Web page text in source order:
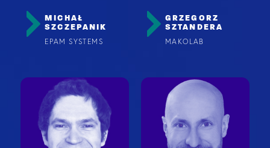
MICHAŁ
SZCZEPANIK
EPAM SYSTEMS
GRZEGORZ
SZTANDERA
MAKOLAB